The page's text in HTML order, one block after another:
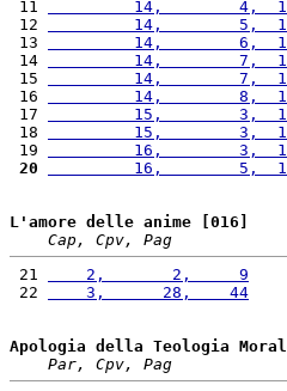
11
14,        4,
12
14,        5,
13
14,        6,
14
14,        7,
15
14,        7,
16
14,        8,
17
15,        3,
18
15,        3,
19
16,        3,
20
16,        5,
L'amore delle anime [016]
Cap, Cpv, Pag
21
    2,       2,     9
22
    3,      28,    44
Apologia della Teologia
Par, Cpv, Pag